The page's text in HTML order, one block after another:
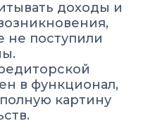
доходы и
не поступили
в функционал,
картину